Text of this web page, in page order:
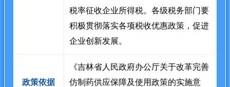
税率征收企业所得税。各级税务部门要
积极贯彻落实各项税收优惠政策，促进
企业创新发展。
政策依据
《吉林省人民政府办公厅关于改革完善
仿制药供应保障及使用政策的实施意